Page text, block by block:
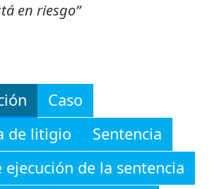
en riesgo”
Caso
de litigio
Sentencia
ejecución de la sentencia